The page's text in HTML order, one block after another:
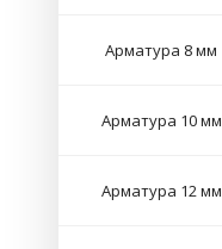
Арматура 8 мм
Арматура 10 мм
Арматура 12 мм